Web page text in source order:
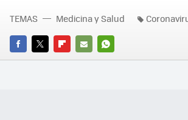
FACEBOOK
TWITTERFLIPBOARD
E-
WHATSAPP
TEMAS Medicina y Salud